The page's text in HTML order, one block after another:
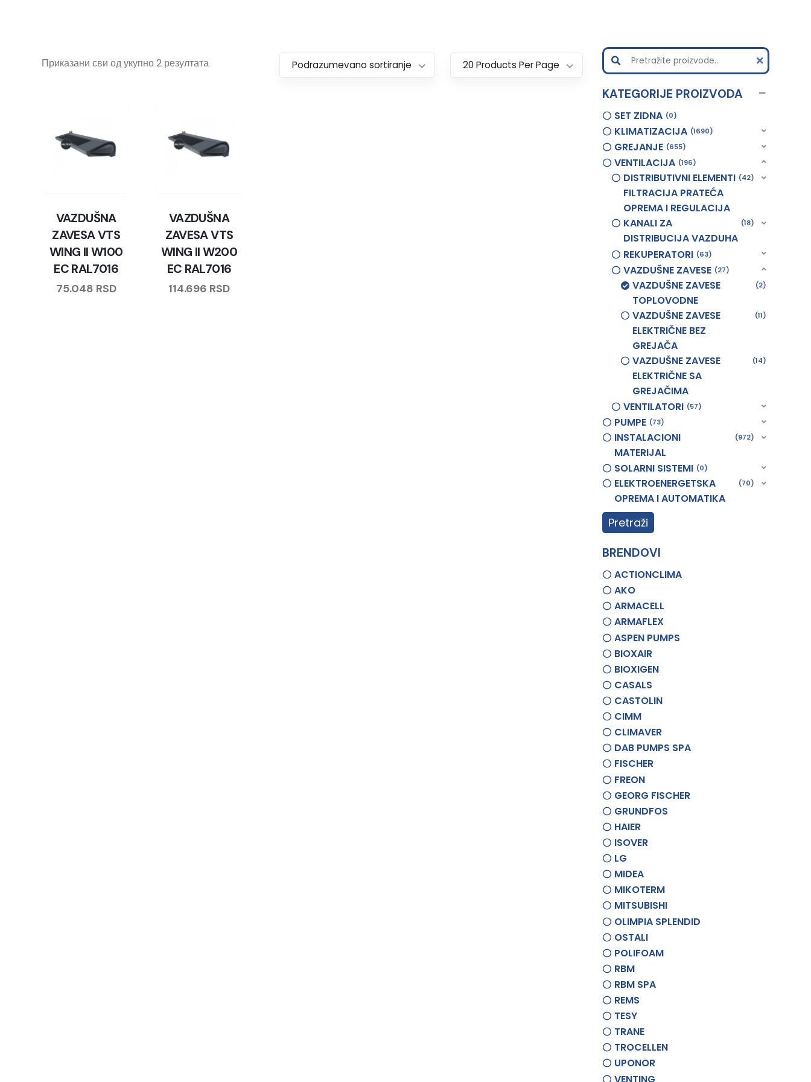
Приказани сви од укупно 2 резултата 20 Products Per Page
Podrazumevano sortiranje
VAZDUŠNA
ZAVESA VTS
WING II W100
EC RAL7016
75.048 RSD
VAZDUŠNA
ZAVESA VTS
WING II W200
EC RAL7016
114.696 RSD
KATEGORIJE PROIZVODA
SET ZIDNA 0
KLIMATIZACIJA 1690
GREJANJE 655
VENTILACIJA 196
DISTRIBUTIVNI ELEMENTI
FILTRACIJA PRATEĆA
OPREMA I REGULACIJA
42
KANALI ZA
DISTRIBUCIJA VAZDUHA
18
REKUPERATORI 63
VAZDUŠNE ZAVESE 27
VAZDUŠNE ZAVESE
TOPLOVODNE
2
VAZDUŠNE ZAVESE
ELEKTRIČNE BEZ
GREJAČA
11
VAZDUŠNE ZAVESE
ELEKTRIČNE SA
GREJAČIMA
14
VENTILATORI 57
PUMPE 73
INSTALACIONI
MATERIJAL
972
SOLARNI SISTEMI 0
ELEKTROENERGETSKA
OPREMA I AUTOMATIKA
70
Pretraži
BRENDOVI
ACTIONCLIMA
AKO
ARMACELL
ARMAFLEX
ASPEN PUMPS
BIOXAIR
BIOXIGEN
CASALS
CASTOLIN
CIMM
CLIMAVER
DAB PUMPS SPA
FISCHER
FREON
GEORG FISCHER
GRUNDFOS
HAIER
ISOVER
LG
MIDEA
MIKOTERM
MITSUBISHI
OLIMPIA SPLENDID
OSTALI
POLIFOAM
RBM
RBM SPA
REMS
TESY
TRANE
TROCELLEN
UPONOR
VENTING